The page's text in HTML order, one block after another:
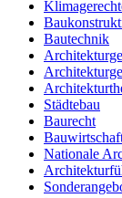
Bautechnik
Städtebau
Baurecht
Nationale